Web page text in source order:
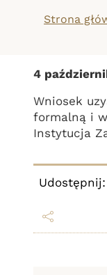
Strona
4
Wniosek
formalną i
Instytucja
Udostępnij: